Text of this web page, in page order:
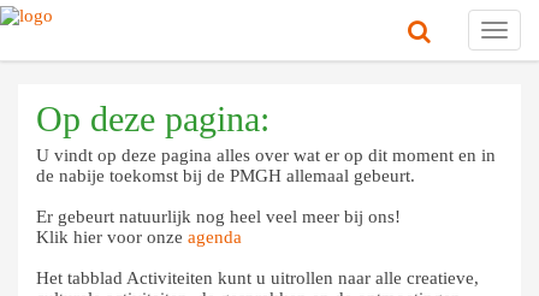
Op deze pagina:
U vindt op deze pagina alles over wat er op dit moment en in
de nabije toekomst bij de PMGH allemaal gebeurt.
Er gebeurt natuurlijk nog heel veel meer bij ons!
Klik hier voor onze agenda
Het tabblad Activiteiten kunt u uitrollen naar alle creatieve,